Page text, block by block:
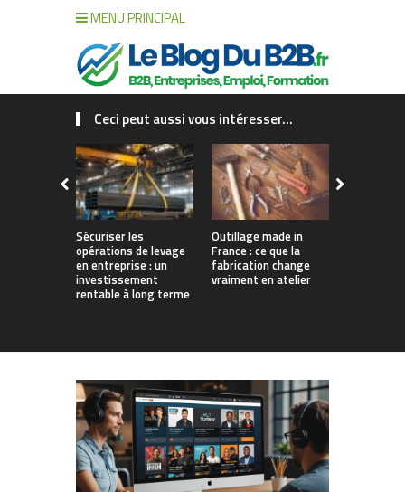
MENU PRINCIPAL
Ceci peut aussi vous intéresser...
Sécuriser les
opérations de levage
en entreprise : un
investissement
rentable à long terme
Outillage made in
France : ce que la
fabrication change
vraiment en atelier